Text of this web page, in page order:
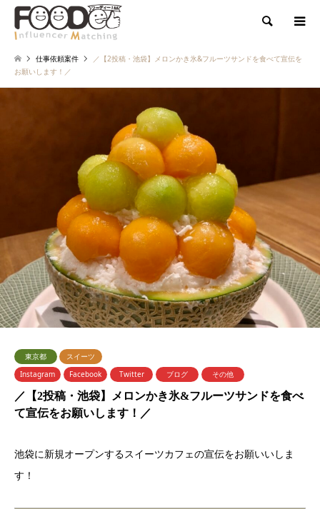
検索
仕事依頼案件
／【2投稿・池袋】メロンかき氷&フルーツサンドを食べて宣伝を
お願いします！／
東京都
スイーツ
Instagram
Facebook Twitter ブログ その他
／【2投稿・池袋】メロンかき氷&フルーツサンドを食べ
て宣伝をお願いします！／
池袋に新規オープンするスイーツカフェの宣伝をお願いいしま
す！